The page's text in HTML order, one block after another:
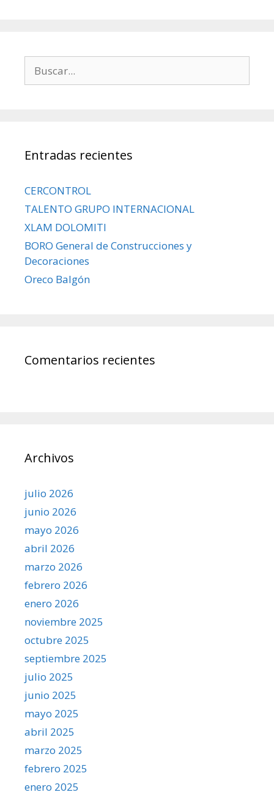
Entradas recientes
CERCONTROL
TALENTO GRUPO INTERNACIONAL
XLAM DOLOMITI
BORO General de Construcciones y
Decoraciones
Oreco Balgón
Comentarios recientes
Archivos
julio 2026
junio 2026
mayo 2026
abril 2026
marzo 2026
febrero 2026
enero 2026
noviembre 2025
octubre 2025
septiembre 2025
julio 2025
junio 2025
mayo 2025
abril 2025
marzo 2025
febrero 2025
enero 2025